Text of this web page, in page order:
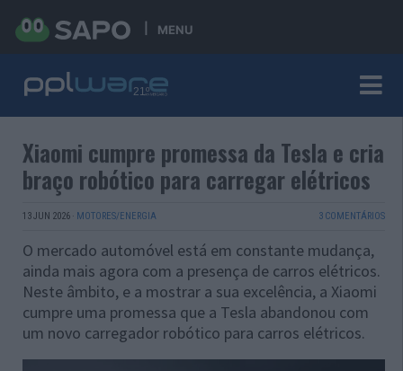
MENU
Xiaomi cumpre promessa da Tesla e cria
braço robótico para carregar elétricos
13 JUN 2026 · MOTORES/ENERGIA 3 COMENTÁRIOS
O mercado automóvel está em constante mudança,
ainda mais agora com a presença de carros elétricos.
Neste âmbito, e a mostrar a sua excelência, a Xiaomi
cumpre uma promessa que a Tesla abandonou com
um novo carregador robótico para carros elétricos.